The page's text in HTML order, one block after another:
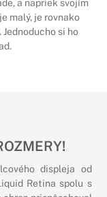
a napriek svojím
malý, je rovnako
si ho
displeja od
Retina spolu s